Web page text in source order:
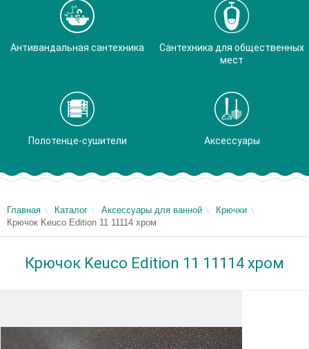
Антивандальная сантехника
Сантехника для общественных
мест
Полотенце-сушители Аксессуары
Главная Каталог Аксессуары для ванной
Крючки
Крючок Keuco Edition 11 11114 хром
Крючок Keuco Edition 11 11114 хром